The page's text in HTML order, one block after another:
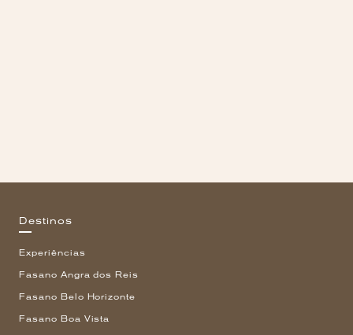
Destinos
Experiências
Fasano Angra dos Reis
Fasano Belo Horizonte
Fasano Boa Vista